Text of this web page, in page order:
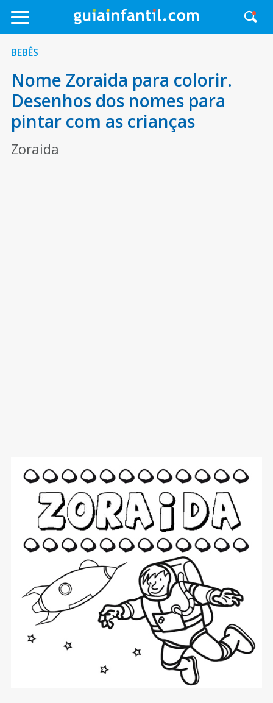
BEBÊS
Nome Zoraida para colorir.
Desenhos dos nomes para
pintar com as crianças
Zoraida